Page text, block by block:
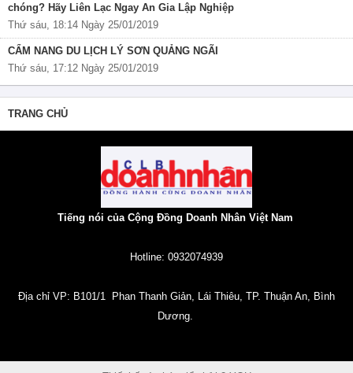
chóng? Hãy Liên Lạc Ngay An Gia Lập Nghiệp
Thứ sáu, 18:14 Ngày 25/01/2019
CẨM NANG DU LỊCH LÝ SƠN QUẢNG NGÃI
Thứ sáu, 17:12 Ngày 25/01/2019
TRANG CHỦ
Tiếng nói của Cộng Đồng Doanh Nhân Việt Nam
Hotline: 0932074939
Địa chỉ VP: B101/1 Phan Thanh Giản, Lái Thiêu, TP. Thuận An, Bình
Dương.